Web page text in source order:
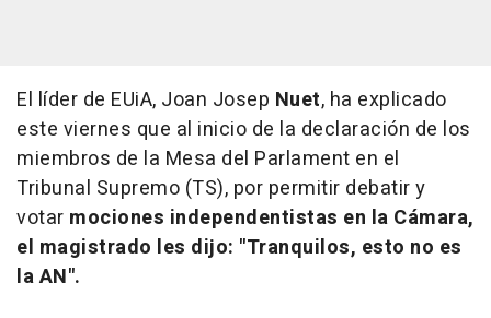
El líder de EUiA, Joan Josep Nuet, ha explicado
este viernes que al inicio de la declaración de los
miembros de la Mesa del Parlament en el
Tribunal Supremo (TS), por permitir debatir y
votar mociones independentistas en la Cámara,
el magistrado les dijo: "Tranquilos, esto no es
la AN".